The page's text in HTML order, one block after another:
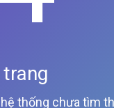
thống chưa tìm